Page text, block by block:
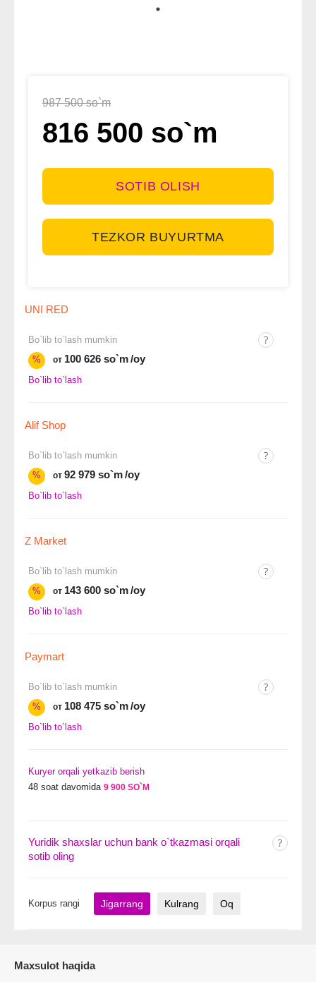
987 500 so`m
816 500 so`m
SOTIB OLISH
TEZKOR BUYURTMA
UNI RED
Bo`lib to`lash mumkin
%
от 100 626 so`m/oy
Bo`lib to`lash
Alif Shop
Bo`lib to`lash mumkin
%
от 92 979 so`m/oy
Bo`lib to`lash
Z Market
Bo`lib to`lash mumkin
%
от 143 600 so`m/oy
Bo`lib to`lash
Paymart
Bo`lib to`lash mumkin
%
от 108 475 so`m/oy
Bo`lib to`lash
Kuryer orqali yetkazib berish
48 soat davomida 9 900 SO`M
Yuridik shaxslar uchun bank o`tkazmasi orqali
sotib oling
Korpus rangi Jigarrang Kulrang Oq
Maxsulot haqida